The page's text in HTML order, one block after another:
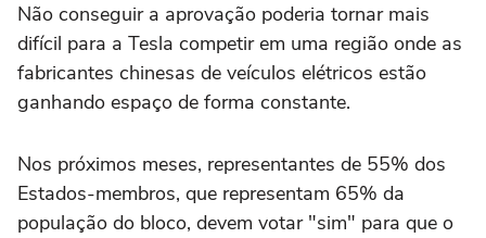
Não conseguir a aprovação poderia tornar mais
difícil para a Tesla competir em uma região onde as
fabricantes chinesas de veículos elétricos estão
ganhando espaço de forma constante.
Nos próximos meses, representantes de 55% dos
Estados-membros, que representam 65% da
população do bloco, devem votar "sim" para que o